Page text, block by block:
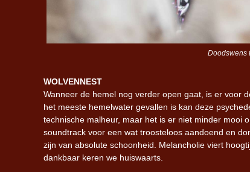
Doodswens
WOLVENNEST
Wanneer de hemel nog verder open gaat, is er voor
het meeste hemelwater gevallen is kan deze
technische malheur, maar het is er niet minder mooi
soundtrack voor een wat troosteloos aandoend en
zijn van absolute schoonheid. Melancholie viert
dankbaar keren we huiswaarts.